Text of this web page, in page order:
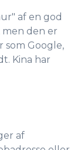
af en god
den er
som Google,
Kina har
af